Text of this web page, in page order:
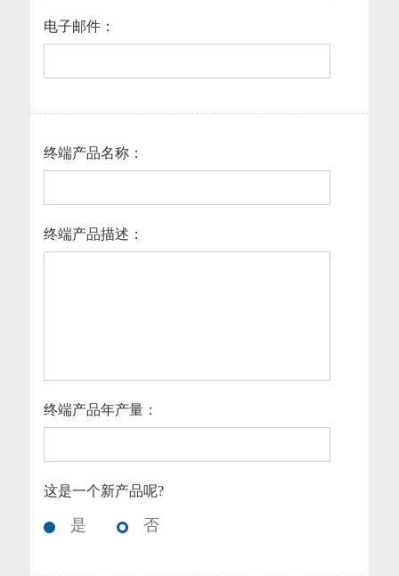
电子邮件：
终端产品名称：
终端产品描述：
终端产品年产量：
这是一个新产品呢?
是 否